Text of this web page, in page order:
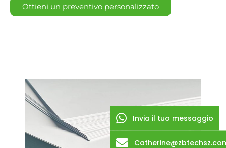
Ottieni un preventivo personalizzato
Invia il tuo messaggio